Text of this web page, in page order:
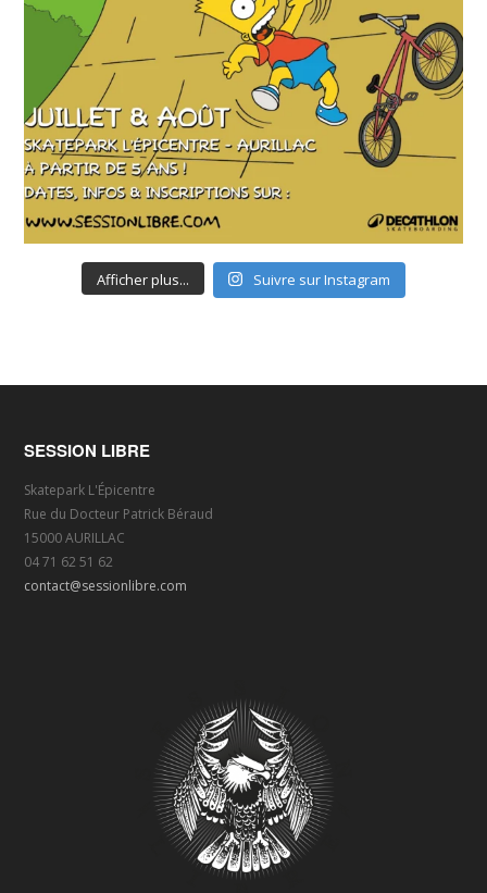
Afficher plus... Suivre sur Instagram
SESSION LIBRE
Skatepark L'Épicentre
Rue du Docteur Patrick Béraud
15000 AURILLAC
04 71 62 51 62
contact@sessionlibre.com